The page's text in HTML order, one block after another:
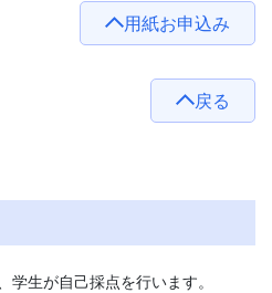
用紙お申込み
戻る
学生が自己採点を行います。